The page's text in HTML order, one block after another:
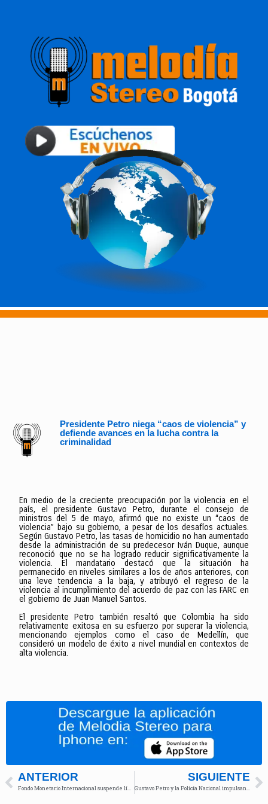
Presidente Petro niega “caos de violencia” y
defiende avances en la lucha contra la
criminalidad
En medio de la creciente preocupación por la violencia en el
país, el presidente Gustavo Petro, durante el consejo de
ministros del 5 de mayo, afirmó que no existe un “caos de
violencia” bajo su gobierno, a pesar de los desafíos actuales.
Según Gustavo Petro, las tasas de homicidio no han aumentado
desde la administración de su predecesor Iván Duque, aunque
reconoció que no se ha logrado reducir significativamente la
violencia. El mandatario destacó que la situación ha
permanecido en niveles similares a los de años anteriores, con
una leve tendencia a la baja, y atribuyó el regreso de la
violencia al incumplimiento del acuerdo de paz con las FARC en
el gobierno de Juan Manuel Santos.
El presidente Petro también resaltó que Colombia ha sido
relativamente exitosa en su esfuerzo por superar la violencia,
mencionando ejemplos como el caso de Medellín, que
consideró un modelo de éxito a nivel mundial en contextos de
alta violencia.
ANTERIOR SIGUIENTE